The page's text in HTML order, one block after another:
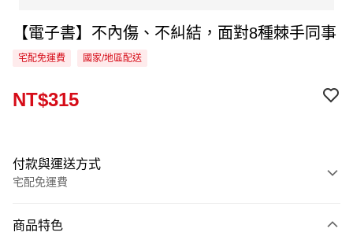
【電子書】不內傷、不糾結，面對8種棘手同事
宅配免運費 國家/地區配送
NT$315
付款與運送方式
宅配免運費
信用卡一次付款
商品特色